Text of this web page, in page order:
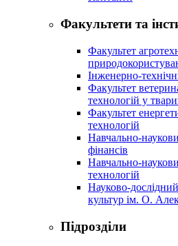
Факультети та
Факультет
Інженерно-
Факультет
технологій у
Факультет
технологій
Навчально-
фінансів
Навчально-
технологій
Науково-
культур ім. О.
Підрозділи